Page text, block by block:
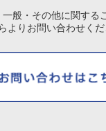
般・その他に関する
よりお問い合わせくだ